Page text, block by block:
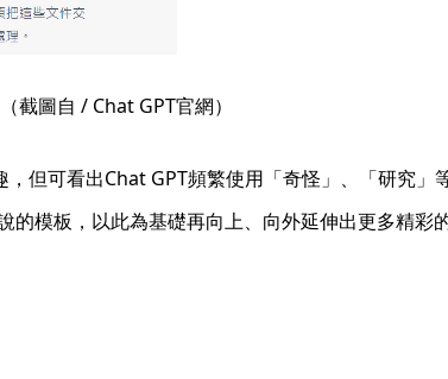
圖自 / Chat GPT官網）
但可看出Chat GPT頻繁使用「奇怪」、「研究
模板，以此為基礎再向上、向外延伸出更多精彩的